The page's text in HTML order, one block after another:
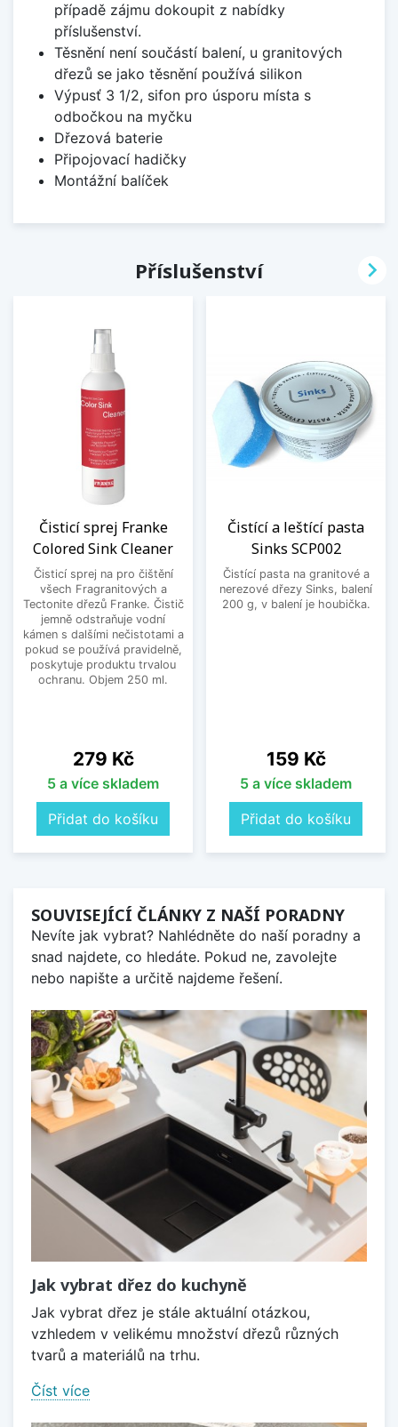
případě zájmu dokoupit z nabídky
příslušenství.
Těsnění není součástí balení, u granitových
dřezů se jako těsnění používá silikon
Výpusť 3 1/2, sifon pro úsporu místa s
odbočkou na myčku
Dřezová baterie
Připojovací hadičky
Montážní balíček
Příslušenství
Čisticí sprej Franke
Colored Sink Cleaner
Čisticí sprej na pro čištění
všech Fragranitových a
Tectonite dřezů Franke. Čistič
jemně odstraňuje vodní
kámen s dalšími nečistotami a
pokud se používá pravidelně,
poskytuje produktu trvalou
ochranu. Objem 250 ml.
Cena
279 Kč
5 a více skladem
Přidat do košíku
Čistící a leštící pasta
Sinks SCP002
Čistící pasta na granitové a
nerezové dřezy Sinks, balení
200 g, v balení je houbička.
Cena
159 Kč
5 a více skladem
Přidat do košíku

SOUVISEJÍCÍ ČLÁNKY Z NAŠÍ PORADNY
Nevíte jak vybrat? Nahlédněte do naší poradny a
snad najdete, co hledáte. Pokud ne, zavolejte
nebo napište a určitě najdeme řešení.
Jak vybrat dřez do kuchyně
Jak vybrat dřez je stále aktuální otázkou,
vzhledem v velikému množství dřezů různých
tvarů a materiálů na trhu.
Číst více